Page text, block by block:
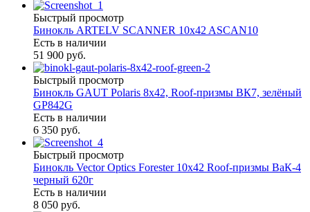
Быстрый просмотр
Бинокль ARTELV SCANNER 10x42 ASCAN10
Есть в наличии
51 900 руб.
Быстрый просмотр
Бинокль GAUT Polaris 8x42, Roof-призмы ВК7, зелёный
GP842G
Есть в наличии
6 350 руб.
Быстрый просмотр
Бинокль Vector Optics Forester 10x42 Roof-призмы ВaК-4
черный 620г
Есть в наличии
8 050 руб.